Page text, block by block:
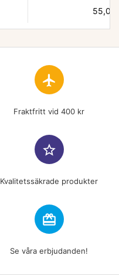
Pris
55,00
flight
Fraktfritt vid 400 kr
star_border
Kvalitetssäkrade produkter
redeem
Se våra erbjudanden!